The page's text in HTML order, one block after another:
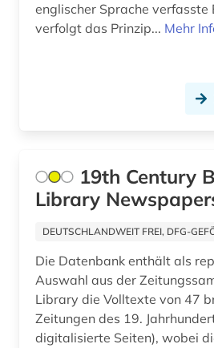
behörden (1)
benedikt &lt (1)
bonifatius (1)
beneluxländer (1)
benin (1)
englischer Sprache verfasste
verfolgt das Prinzip... Mehr
19th Century
Library
DEUTSCHLANDWEIT FREI, DFG-
Die Datenbank enthält als
Auswahl aus der
Library die Volltexte von 47
Zeitungen des 19.
digitalisierte Seiten), wobei